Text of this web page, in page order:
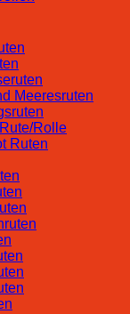
Meeresruten
Rolle
Ruten